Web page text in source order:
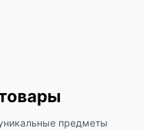
предметы